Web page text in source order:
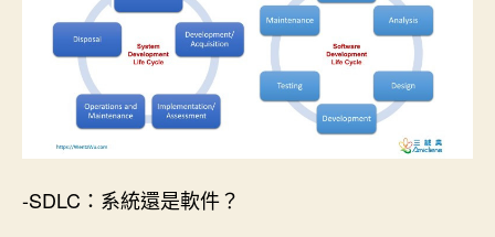
-SDLC：系統還是軟件？